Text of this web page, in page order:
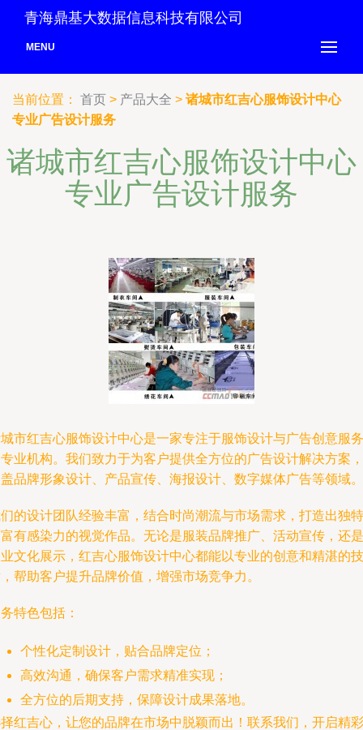
青海鼎基大数据信息科技有限公司
MENU
当前位置： 首页 > 产品大全 > 诸城市红吉心服饰设计中心
专业广告设计服务
诸城市红吉心服饰设计中心
专业广告设计服务
市红吉心服饰设计中心是一家专注于服饰设计与广告创意服务
业机构。我们致力于为客户提供全方位的广告设计解决方案，
品牌形象设计、产品宣传、海报设计、数字媒体广告等领域。
的设计团队经验丰富，结合时尚潮流与市场需求，打造出独特
有感染力的视觉作品。无论是服装品牌推广、活动宣传，还是
文化展示，红吉心服饰设计中心都能以专业的创意和精湛的技
帮助客户提升品牌价值，增强市场竞争力。
特色包括：
个性化定制设计，贴合品牌定位；
高效沟通，确保客户需求精准实现；
全方位的后期支持，保障设计成果落地。
红吉心，让您的品牌在市场中脱颖而出！联系我们，开启精彩